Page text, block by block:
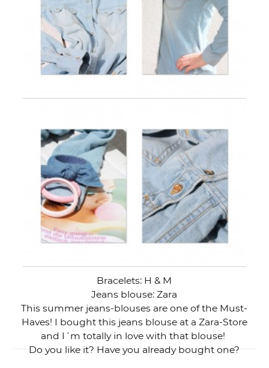
Bracelets: H & M
Jeans blouse: Zara
This summer jeans-blouses are one of the Must-
Haves! I bought this jeans blouse at a Zara-Store
and I´m totally in love with that blouse!
Do you like it? Have you already bought one?